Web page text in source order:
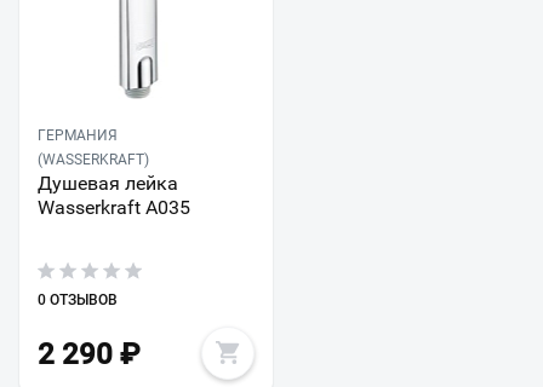
ГЕРМАНИЯ
(WASSERKRAFT)
Душевая лейка
Wasserkraft A035
0 ОТЗЫВОВ
2 290 ₽